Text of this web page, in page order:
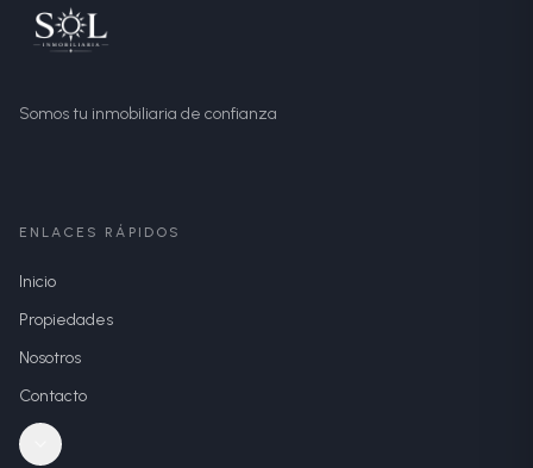
Somos tu inmobiliaria de confianza
ENLACES RÁPIDOS
Inicio
Propiedades
Nosotros
Contacto